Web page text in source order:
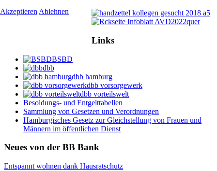
Links
BSBD
dbb
dbb hamburg
dbb vorsorgewerk
dbb vorteilswelt
Besoldungs- und Entgelttabellen
Sammlung von Gesetzen und Verordnungen
Hamburgisches Gesetz zur Gleichstellung von Frauen und
Männern im öffentlichen Dienst
Neues von der BB Bank
Entspannt wohnen dank Hausratschutz
Akzeptieren Ablehnen